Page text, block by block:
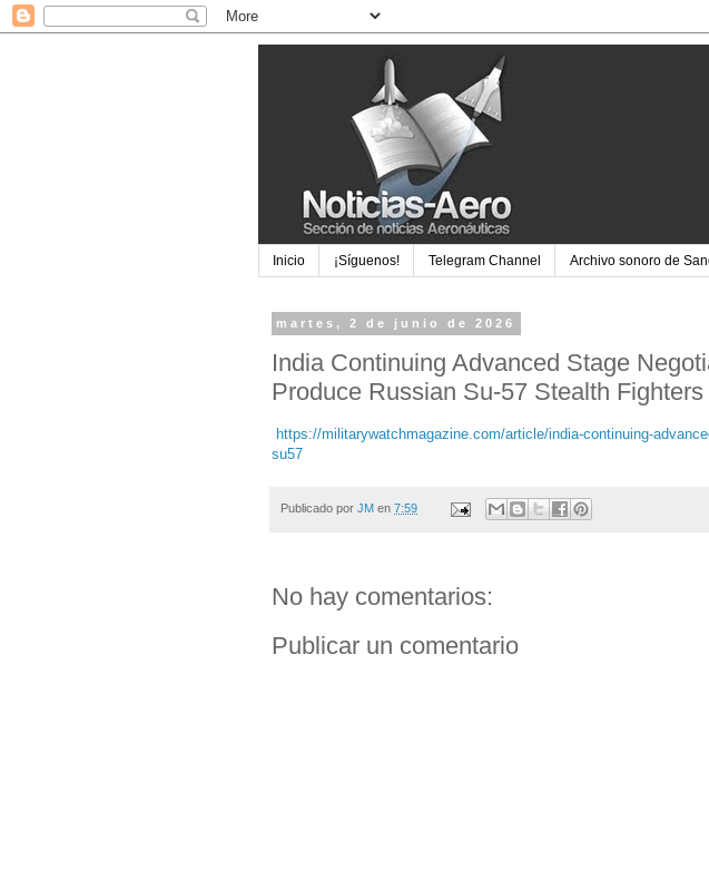
Inicio ¡Síguenos! Telegram Channel Archivo sonoro de
martes, 2 de junio de 2026
India Continuing Advanced Stage
Produce Russian Su-57 Stealth
https://militarywatchmagazine.com/article/india-continuing-
su57
Publicado por JM en 7:59
No hay comentarios:
Publicar un comentario